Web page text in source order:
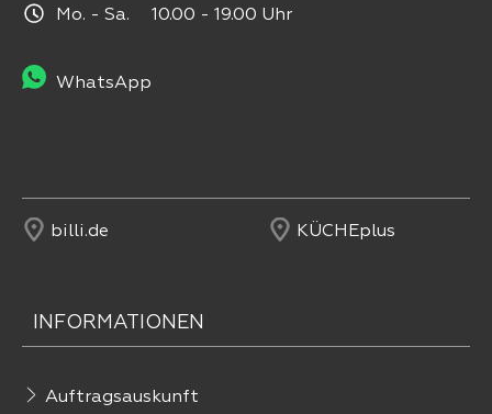
Mo. - Sa. 10.00 - 19.00 Uhr
WhatsApp
billi.de KÜCHEplus
INFORMATIONEN
Auftragsauskunft